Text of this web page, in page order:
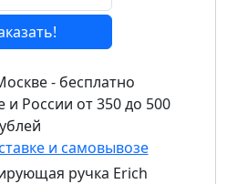
- бесплатно
и России от 350 до 500
и самовывозе
ручка Erich